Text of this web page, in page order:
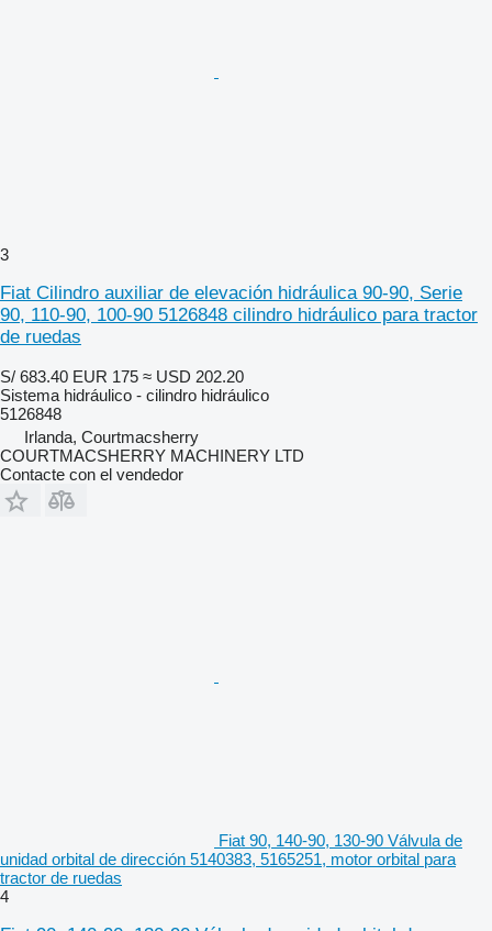
3
Fiat Cilindro auxiliar de elevación hidráulica 90-90, Serie
90, 110-90, 100-90 5126848 cilindro hidráulico para tractor
de ruedas
S/ 683.40 EUR 175 ≈ USD 202.20
Sistema hidráulico - cilindro hidráulico
5126848
Irlanda, Courtmacsherry
COURTMACSHERRY MACHINERY LTD
Contacte con el vendedor
Fiat 90, 140-90, 130-90 Válvula de
unidad orbital de dirección 5140383, 5165251, motor orbital para
tractor de ruedas
4